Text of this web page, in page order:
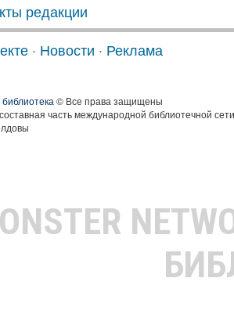
редакции
· Новости · Реклама
© Все права защищены
часть международной библиотечной